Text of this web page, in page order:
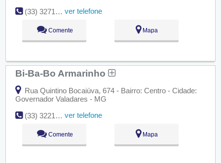
(33) 3271-6849
ver telefone
Comente Mapa
Bi-Ba-Bo Armarinho
Rua Quintino Bocaiúva, 674 - Bairro: Centro - Cidade:
Governador Valadares - MG
(33) 3221-7325
ver telefone
Comente Mapa